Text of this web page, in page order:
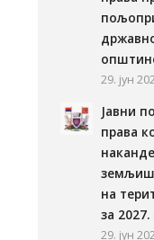
29. јун
Јавни
права
на
за
29. јун